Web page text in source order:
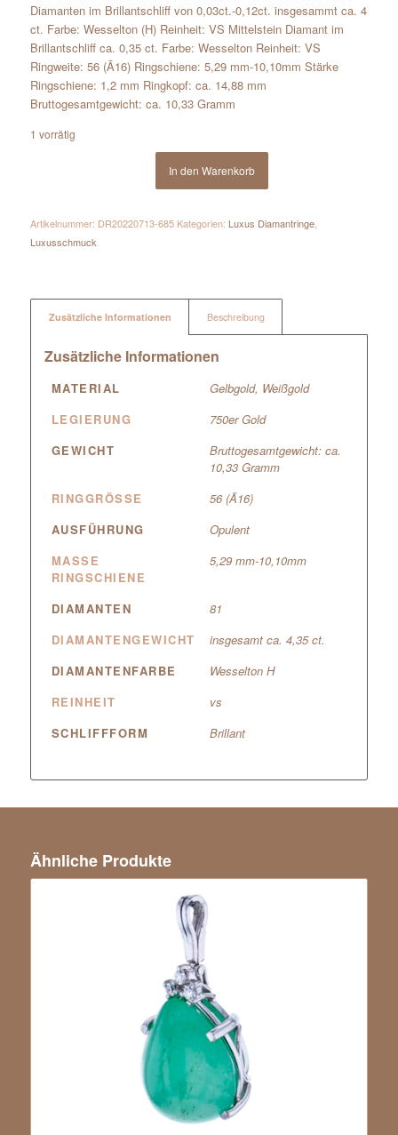
Diamanten im Brillantschliff von 0,03ct.-0,12ct. insgesammt ca. 4
ct. Farbe: Wesselton (H) Reinheit: VS Mittelstein Diamant im
Brillantschliff ca. 0,35 ct. Farbe: Wesselton Reinheit: VS
Ringweite: 56 (Ã16) Ringschiene: 5,29 mm-10,10mm Stärke
Ringschiene: 1,2 mm Ringkopf: ca. 14,88 mm
Bruttogesamtgewicht: ca. 10,33 Gramm
1 vorrätig
In den Warenkorb
Artikelnummer: DR20220713-685 Kategorien: Luxus Diamantringe,
Luxusschmuck
Zusätzliche Informationen Beschreibung
Zusätzliche Informationen
MATERIAL Gelbgold, Weißgold
LEGIERUNG
750er Gold
GEWICHT
Bruttogesamtgewicht: ca.
10,33 Gramm
RINGGRÖSSE
56 (Ã16)
AUSFÜHRUNG
Opulent
MASSE R
INGSCHIENE
5,29 mm-10,10mm
DIAMANTEN
81
DIAMANTENGEWICHT
insgesamt ca. 4,35 ct.
DIAMANTENFARBE
Wesselton H
REINHEIT
vs
SCHLIFFFORM
Brillant
Ähnliche Produkte